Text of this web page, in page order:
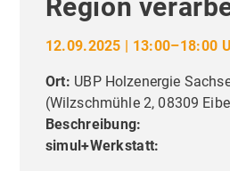
Region
12.09.2025 | 13:00–18:00
Ort: UBP Holzenergie
(Wilzschmühle 2, 08309
Beschreibung:
simul+Werkstatt: